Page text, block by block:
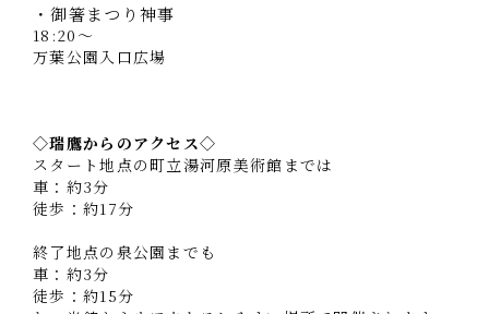
・御箸まつり神事
18:20～
万葉公園入口広場
◇瑞鷹からのアクセス◇
スタート地点の 町立湯河原美術館 までは
車：約3分
徒歩：約17分
終了地点の 泉公園 までも
車：約3分
徒歩：約15分